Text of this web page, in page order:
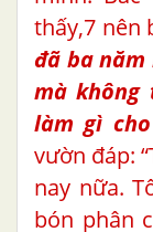
thấy,7 nên
đã ba
mà không
làm gì
vườn đáp:
nay nữa.
bón phân